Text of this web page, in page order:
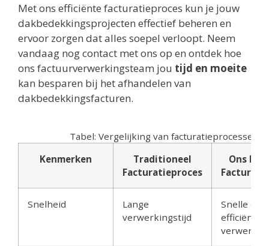
Met ons efficiënte facturatieproces kun je jouw
dakbedekkingsprojecten effectief beheren en
ervoor zorgen dat alles soepel verloopt. Neem
vandaag nog contact met ons op en ontdek hoe
ons factuurverwerkingsteam jou tijd en moeite
kan besparen bij het afhandelen van
dakbedekkingsfacturen.
Tabel: Vergelijking van facturatieprocessen
Kenmerken
Traditioneel
Facturatieproces
Ons
Snelheid
Lange
verwerkingstijd
Snelle en
efficiënte